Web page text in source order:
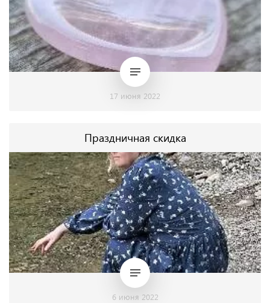
17 июня 2022
Праздничная скидка
6 июня 2022